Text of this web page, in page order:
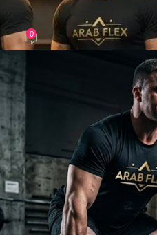
بذكاء
adminOn أبريل 8, 2026
0